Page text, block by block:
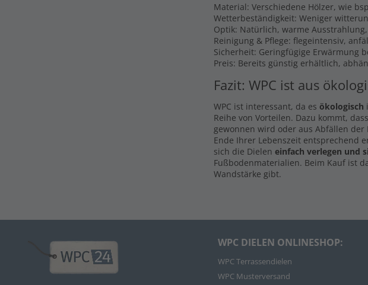
Material: Verschiedene Hölzer, wie
Wetterbeständigkeit: Weniger
Optik: Natürlich, warme
Reinigung & Pflege: flegeintensiv,
Sicherheit: Geringfügige Erwärmung
Preis: Bereits günstig erhältlich,
Fazit: WPC ist aus
WPC ist interessant, da es ökologisch
Reihe von Vorteilen. Dazu kommt,
gewonnen wird oder aus Abfällen
Ende Ihrer Lebenszeit entsprechend
sich die Dielen einfach verlegen und
Fußbodenmaterialien. Beim Kauf ist
Wandstärke gibt.
WPC DIELEN ONLINESHOP:
WPC Terrassendielen
WPC Musterversand